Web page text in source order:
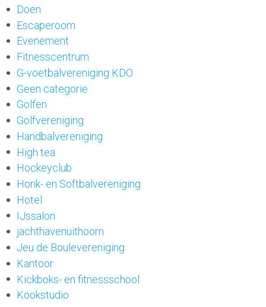
Doen
Escaperoom
Evenement
Fitnesscentrum
G-voetbalvereniging KDO
Geen categorie
Golfen
Golfvereniging
Handbalvereniging
High tea
Hockeyclub
Honk- en Softbalvereniging
Hotel
IJssalon
jachthavenuithoorn
Jeu de Boulevereniging
Kantoor
Kickboks- en fitnessschool
Kookstudio